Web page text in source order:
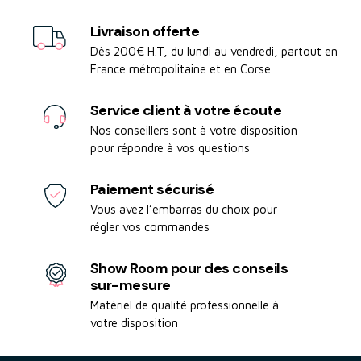
Livraison offerte
Dès 200€ H.T, du lundi au vendredi, partout en
France métropolitaine et en Corse
Service client à votre écoute
Nos conseillers sont à votre disposition
pour répondre à vos questions
Paiement sécurisé
Vous avez l’embarras du choix pour
régler vos commandes
Show Room pour des conseils
sur-mesure
Matériel de qualité professionnelle à
votre disposition